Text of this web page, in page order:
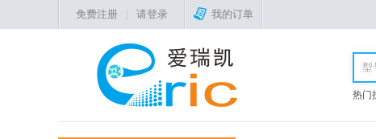
免费注册 请登录 我的订单
热门